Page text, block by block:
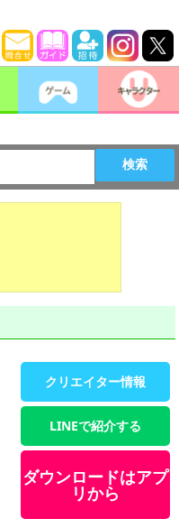
検索
クリエイター情報
LINEで紹介する
ダウンロードはアプ
リから